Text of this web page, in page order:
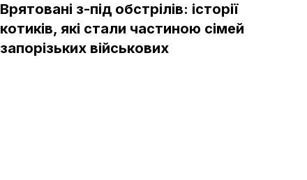
Врятовані з-під обстрілів: історії
котиків, які стали частиною сімей
запорізьких військових